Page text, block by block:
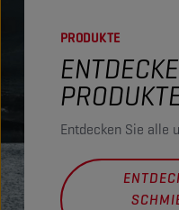
PRODUKTE
Entdecken Sie alle